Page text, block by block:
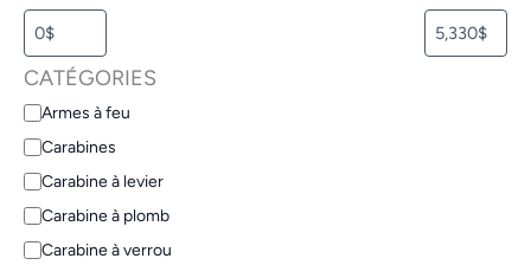
CATÉGORIES
Armes à feu
Carabines
Carabine à levier
Carabine à plomb
Carabine à verrou